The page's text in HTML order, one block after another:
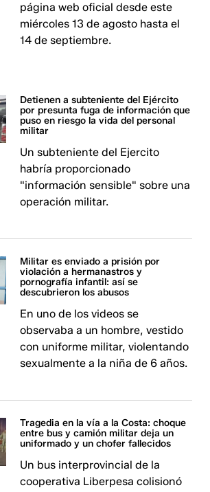
página web oficial desde este
miércoles 13 de agosto hasta el
14 de septiembre.
Detienen a subteniente del Ejército
por presunta fuga de información que
puso en riesgo la vida del personal
militar
Un subteniente del Ejercito
habría proporcionado
"información sensible" sobre una
operación militar.
Militar es enviado a prisión por
violación a hermanastros y
pornografía infantil: así se
descubrieron los abusos
En uno de los videos se
observaba a un hombre, vestido
con uniforme militar, violentando
sexualmente a la niña de 6 años.
Tragedia en la vía a la Costa: choque
entre bus y camión militar deja un
uniformado y un chofer fallecidos
Un bus interprovincial de la
cooperativa Liberpesa colisionó